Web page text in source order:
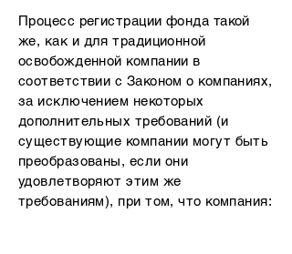
Процесс регистрации фонда такой
же, как и для традиционной
освобожденной компании в
соответствии с Законом о компаниях,
за исключением некоторых
дополнительных требований (и
существующие компании могут быть
преобразованы, если они
удовлетворяют этим же
требованиям), при том, что компания: